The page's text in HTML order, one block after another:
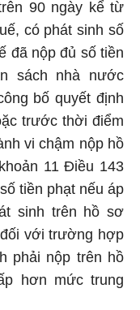
90 ngày kể từ
có phát sinh số
đã nộp đủ số tiền
sách nhà nước
bố quyết định
trước thời điểm
vi chậm nộp hồ
11 Điều 143
tiền phạt nếu áp
sinh trên hồ sơ
với trường hợp
phải nộp trên hồ
hơn mức trung